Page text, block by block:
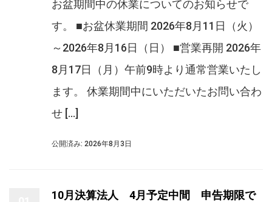
お盆期間中の休業についてのお知らせで
す。 ■お盆休業期間 2026年8月11日（火）
～2026年8月16日（日） ■営業再開 2026年
8月17日（月）午前9時より通常営業いたし
ます。 休業期間中にいただいたお問い合わ
せ […]
公開済み: 2026年8月3日
10月決算法人 4月予定中間 申告期限で